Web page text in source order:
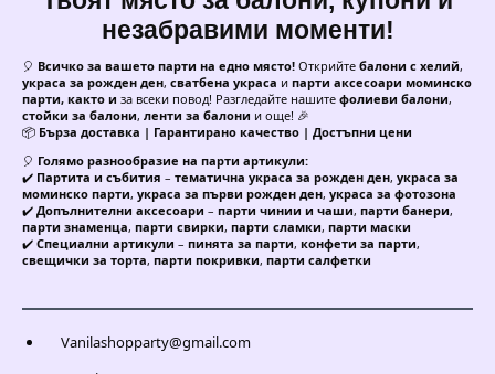
незабравими моменти!
🎈 Всичко за вашето парти на едно място! Открийте балони с хелий,
украса за рожден ден, сватбена украса и парти аксесоари моминско
парти, както и за всеки повод! Разгледайте нашите фолиеви балони,
стойки за балони, ленти за балони и още! 🎉
📦 Бърза доставка | Гарантирано качество | Достъпни цени
🎈 Голямо разнообразие на парти артикули:
✔️ Партита и събития – тематична украса за рожден ден, украса за
моминско парти, украса за първи рожден ден, украса за фотозона
✔️ Допълнителни аксесоари – парти чинии и чаши, парти банери,
парти знаменца, парти свирки, парти сламки, парти маски
✔️ Специални артикули – пинята за парти, конфети за парти,
свещички за торта, парти покривки, парти салфетки
Vanilashopparty@gmail.com